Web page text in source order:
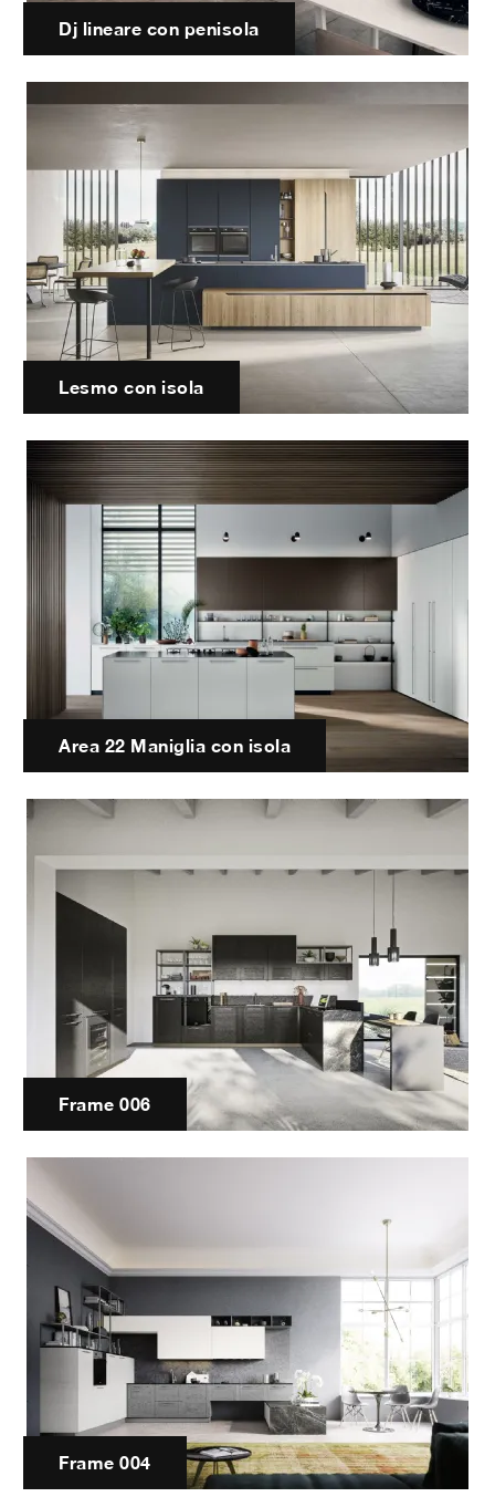
Dj lineare con penisola
Lesmo con isola
Area 22 Maniglia con isola
Frame 006
Frame 004